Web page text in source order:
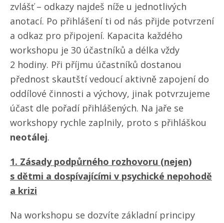
zvlášť – odkazy najdeš níže u jednotlivých
anotací. Po přihlášení ti od nás přijde potvrzení
a odkaz pro připojení. Kapacita každého
workshopu je 30 účastníků a délka vždy
2 hodiny. Při příjmu účastníků dostanou
přednost skautští vedoucí aktivně zapojení do
oddílové činnosti a výchovy, jinak potvrzujeme
účast dle pořadí přihlášených. Na jaře se
workshopy rychle zaplnily, proto s přihláškou
neotálej.
1. Zásady podpůrného rozhovoru (nejen)
s dětmi a dospívajícími v psychické nepohodě
a krizi
Na workshopu se dozvíte základní principy